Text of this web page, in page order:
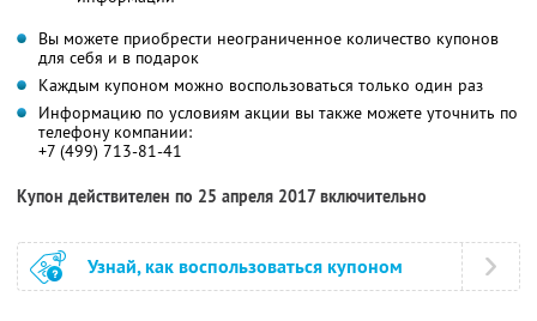
Вы можете приобрести неограниченное количество купонов
для себя и в подарок
Каждым купоном можно воспользоваться только один раз
Информацию по условиям акции вы также можете уточнить по
телефону компании:
+7 (499) 713-81-41
Купон действителен по 25 апреля 2017 включительно
Узнай, как воспользоваться купоном